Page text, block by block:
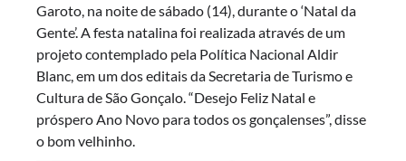
Garoto, na noite de sábado (14), durante o ‘Natal da
Gente’. A festa natalina foi realizada através de um
projeto contemplado pela Política Nacional Aldir
Blanc, em um dos editais da Secretaria de Turismo e
Cultura de São Gonçalo. “Desejo Feliz Natal e
próspero Ano Novo para todos os gonçalenses”, disse
o bom velhinho.